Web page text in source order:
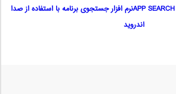
دانلود APP SEARCH BY VOICE Full 3.0.0نرم افزار جستجوی برنامه با استفاده از صدا
اندروید